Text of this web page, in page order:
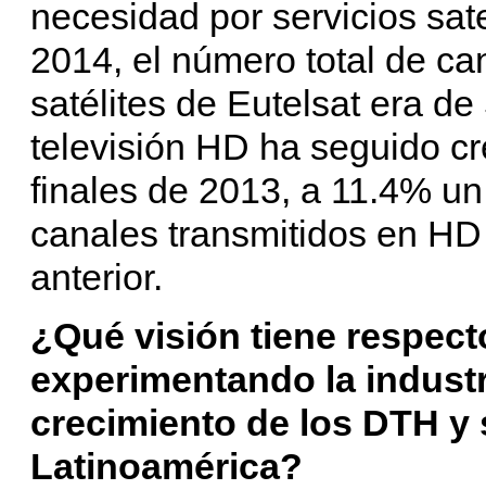
necesidad por servicios
2014, el número total de
satélites de Eutelsat era
televisión HD ha seguido
finales de 2013, a 11.4%
canales transmitidos en
anterior.
¿Qué visión tiene
experimentando la
crecimiento de los DTH y
Latinoamérica?